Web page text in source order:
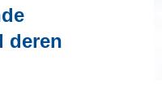
deren